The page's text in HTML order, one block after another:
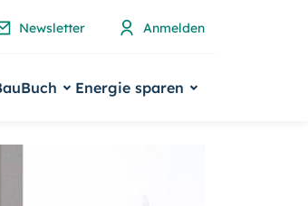
Newsletter Anmelden
Energie sparen